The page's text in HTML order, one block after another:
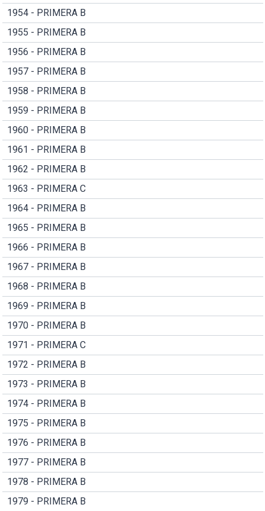
1954 - PRIMERA B
1955 - PRIMERA B
1956 - PRIMERA B
1957 - PRIMERA B
1958 - PRIMERA B
1959 - PRIMERA B
1960 - PRIMERA B
1961 - PRIMERA B
1962 - PRIMERA B
1963 - PRIMERA C
1964 - PRIMERA B
1965 - PRIMERA B
1966 - PRIMERA B
1967 - PRIMERA B
1968 - PRIMERA B
1969 - PRIMERA B
1970 - PRIMERA B
1971 - PRIMERA C
1972 - PRIMERA B
1973 - PRIMERA B
1974 - PRIMERA B
1975 - PRIMERA B
1976 - PRIMERA B
1977 - PRIMERA B
1978 - PRIMERA B
1979 - PRIMERA B